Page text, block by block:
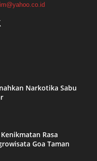
Narkotika Sabu
Rasa
Goa Taman